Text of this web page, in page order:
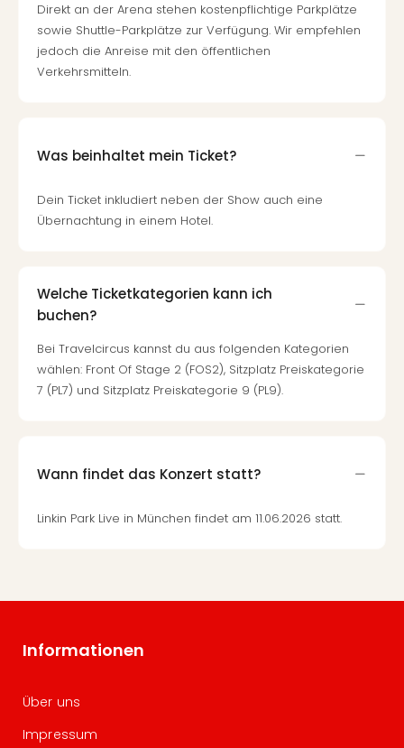
Direkt an der Arena stehen kostenpflichtige Parkplätze
sowie Shuttle-Parkplätze zur Verfügung. Wir empfehlen
jedoch die Anreise mit den öffentlichen
Verkehrsmitteln.
Was beinhaltet mein Ticket?
Dein Ticket inkludiert neben der Show auch eine
Übernachtung in einem Hotel.
Welche Ticketkategorien kann ich
buchen?
Bei Travelcircus kannst du aus folgenden Kategorien
wählen: Front Of Stage 2 (FOS2), Sitzplatz Preiskategorie
7 (PL7) und Sitzplatz Preiskategorie 9 (PL9).
Wann findet das Konzert statt?
Linkin Park Live in München findet am 11.06.2026 statt.
Informationen
Über uns
Impressum